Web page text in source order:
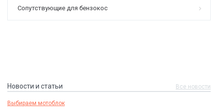
Сопутствующие для бензокос
Новости и статьи Все новости
Выбираем мотоблок